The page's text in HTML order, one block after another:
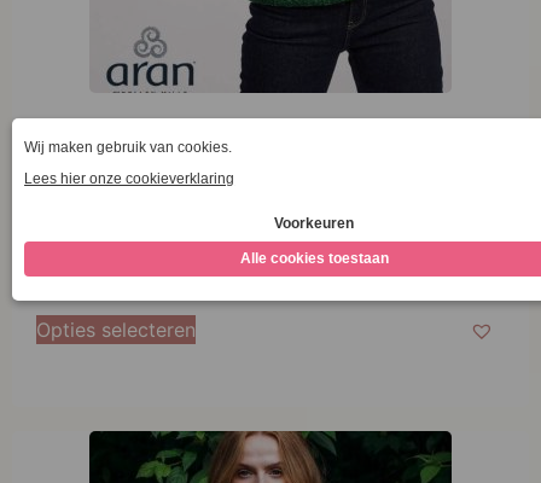
Valley Green
124,95
Opties selecteren